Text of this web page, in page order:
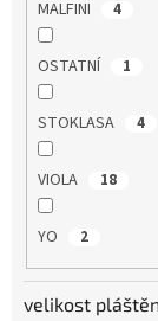
MALFINI 4
OSTATNÍ 1
STOKLASA 4
VIOLA 18
YO 2
velikost